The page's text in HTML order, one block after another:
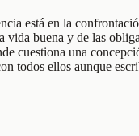
está en la
buena y de las
cuestiona una
todos ellos aunque